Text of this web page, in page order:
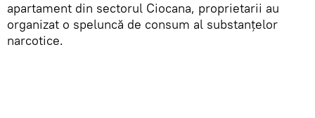
apartament din sectorul Ciocana, proprietarii au
organizat o speluncă de consum al substanțelor
narcotice.